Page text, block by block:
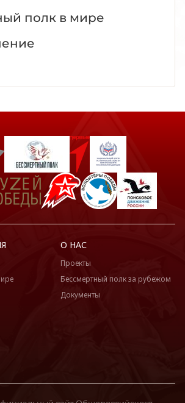
полк в мире
О НАС
Проекты
Бессмертный полк за рубежом
Документы